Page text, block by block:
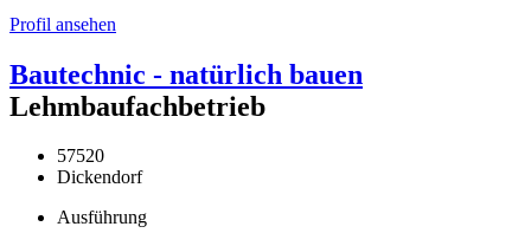
Profil ansehen
Bautechnic - natürlich bauen
Lehmbaufachbetrieb
57520
Dickendorf
Ausführung